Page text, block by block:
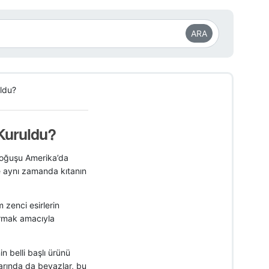
ARA
Amerika’da
zamanda kıtanın
zenci esirlerin
amacıyla
belli başlı ürünü
da beyazlar, bu